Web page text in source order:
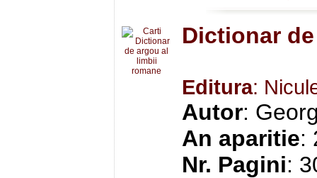
Dictionar
Editura:
Autor:
An aparitie:
Nr. Pagini: